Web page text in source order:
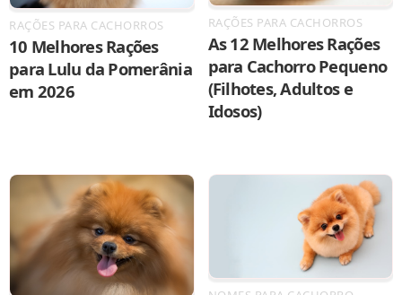
RAÇÕES PARA CACHORROS
10 Melhores Rações
para Lulu da Pomerânia
em 2026
RAÇÕES PARA CACHORROS
As 12 Melhores Rações
para Cachorro Pequeno
(Filhotes, Adultos e
Idosos)